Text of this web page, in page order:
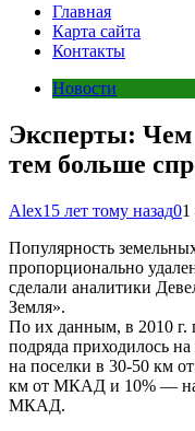
Главная
Карта сайта
Контакты
Новости
Эксперты:
тем больше
Alex15 лет тому назад01
Популярность
пропорционально
сделали аналитики
Земля».
По их данным, в 2010 г.
подряда приходилось
на поселки в 30-50 км
км от МКАД и 10% — на
МКАД.